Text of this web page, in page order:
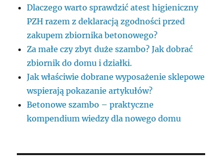
Dlaczego warto sprawdzić atest higieniczny
PZH razem z deklaracją zgodności przed
zakupem zbiornika betonowego?
Za małe czy zbyt duże szambo? Jak dobrać
zbiornik do domu i działki.
Jak właściwie dobrane wyposażenie sklepowe
wspierają pokazanie artykułów?
Betonowe szambo – praktyczne
kompendium wiedzy dla nowego domu